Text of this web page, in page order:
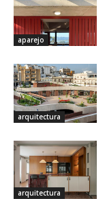
aparejo
arquitectura
arquitectura